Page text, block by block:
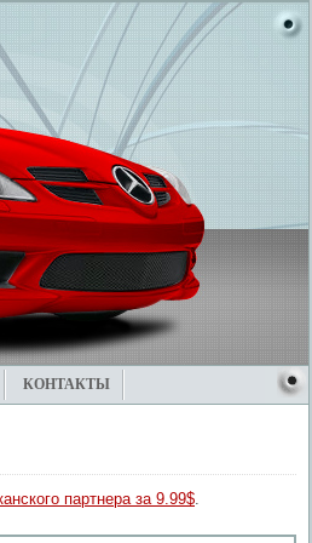
КОНТАКТЫ
партнера за 9.99$.